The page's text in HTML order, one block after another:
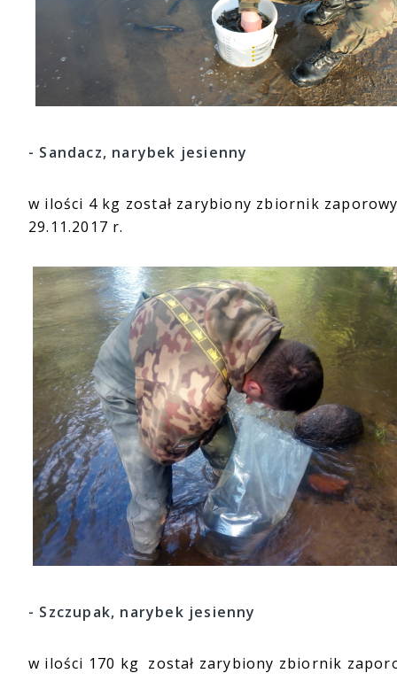
- Sandacz, narybek jesienny
w ilości 4 kg został zarybiony zbiornik
29.11.2017 r.
- Szczupak, narybek jesienny
w ilości 170 kg został zarybiony zbiornik